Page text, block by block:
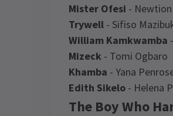
Mister Ofesi -
Trywell - Sifiso
William Kamkwamba
Mizeck - Tomi Ogbaro
Khamba - Yana
Edith Sikelo - Helena
The Boy Who